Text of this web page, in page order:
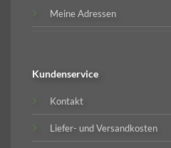
Meine Adressen
Kundenservice
Kontakt
Liefer- und Versandkosten